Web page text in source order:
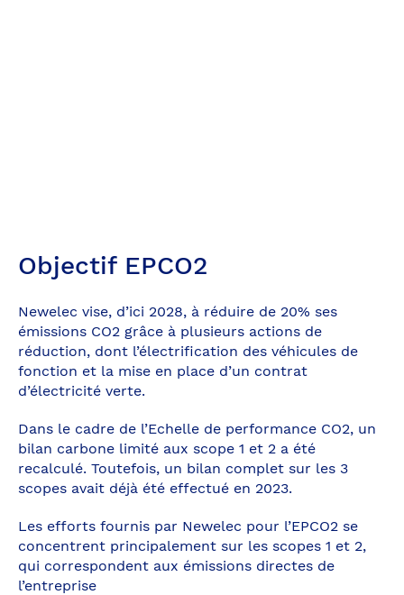
Objectif EPCO2
Newelec vise, d’ici 2028, à réduire de 20% ses
émissions CO2 grâce à plusieurs actions de
réduction, dont l’électrification des véhicules de
fonction et la mise en place d’un contrat
d’électricité verte.
Dans le cadre de l’Echelle de performance CO2, un
bilan carbone limité aux scope 1 et 2 a été
recalculé. Toutefois, un bilan complet sur les 3
scopes avait déjà été effectué en 2023.
Les efforts fournis par Newelec pour l’EPCO2 se
concentrent principalement sur les scopes 1 et 2,
qui correspondent aux émissions directes de
l’entreprise